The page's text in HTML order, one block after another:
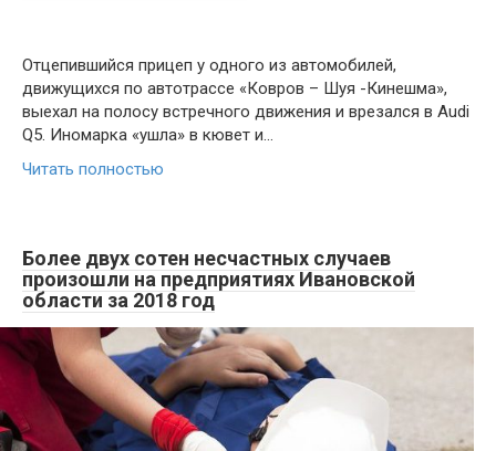
Отцепившийся прицеп у одного из автомобилей,
движущихся по автотрассе «Ковров – Шуя -Кинешма»,
выехал на полосу встречного движения и врезался в Audi
Q5. Иномарка «ушла» в кювет и…
Читать полностью
Более двух сотен несчастных случаев
произошли на предприятиях Ивановской
области за 2018 год